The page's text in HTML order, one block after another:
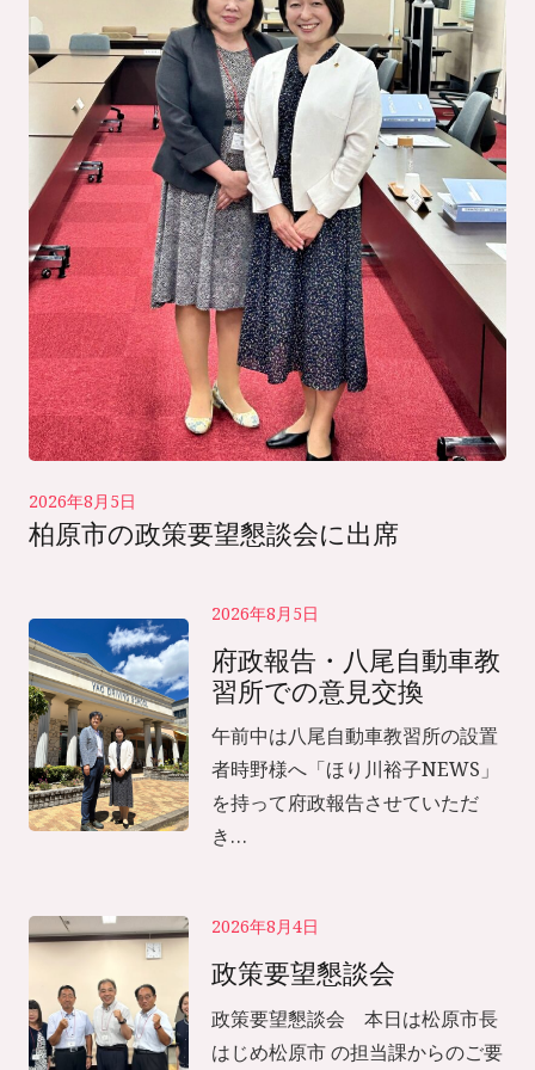
2026年8月5日
柏原市の政策要望懇談会に出席
2026年8月5日
府政報告・八尾自動車教
習所での意見交換
午前中は八尾自動車教習所の設置
者時野様へ「ほり川裕子NEWS」
を持って府政報告させていただ
き…
2026年8月4日
政策要望懇談会
政策要望懇談会 本日は松原市長
はじめ松原市 の担当課からのご要